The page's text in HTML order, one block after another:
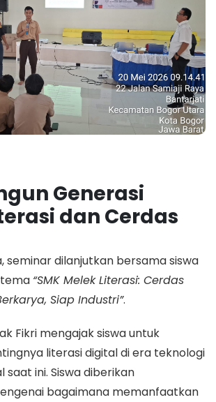
Generasi
dan Cerdas
seminar dilanjutkan bersama siswa
“SMK Melek Literasi: Cerdas
Siap Industri”.
Fikri mengajak siswa untuk
literasi digital di era teknologi
saat ini. Siswa diberikan
bagaimana memanfaatkan